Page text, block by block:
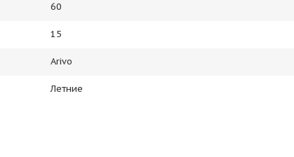
60
15
Arivo
Летние